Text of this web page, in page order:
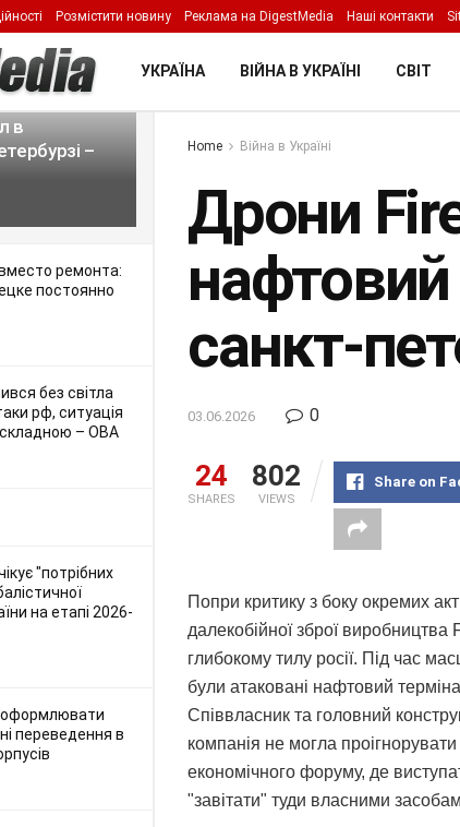
Filter
кораблі
в
–
ремонта:
постоянно
без світла
рф, ситуація
– ОВА
"потрібних
на етапі 2026-
переведення в
Розмістити новину Реклама на DigestMedia Наші контакти
УКРАЇНА ВІЙНА В УКРАЇНІ СВІТ
Home Війна в Україні
Дрони
нафтовий
санкт-
03.06.2026 0
24
SHARES
802
VIEWS
Share on
Попри критику з боку окремих
далекобійної зброї
глибокому тилу росії. Під час
були атаковані нафтовий
Співвласник та головний
компанія не могла
економічного форуму, де
"завітати" туди власними